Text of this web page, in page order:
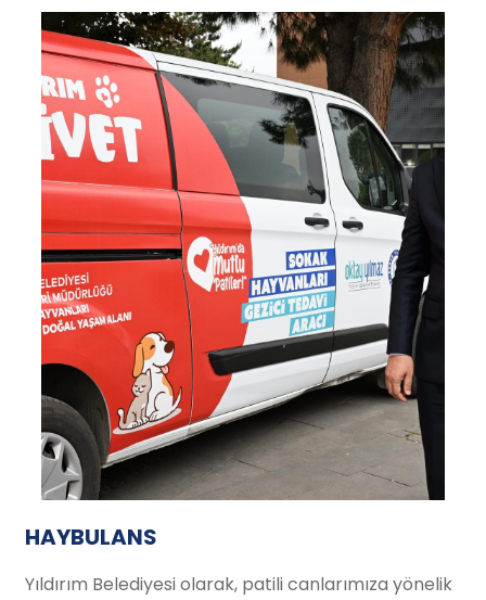
HAYBULANS
Yıldırım Belediyesi olarak, patili canlarımıza yönelik